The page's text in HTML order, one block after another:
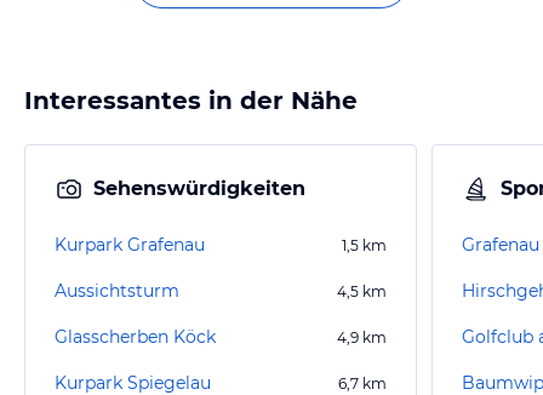
Interessantes in der Nähe
Sehenswürdigkeiten
Kurpark Grafenau 1,5 km
Aussichtsturm 4,5 km
Glasscherben Köck 4,9 km
Kurpark Spiegelau 6,7 km
Grafenau
Golfclub